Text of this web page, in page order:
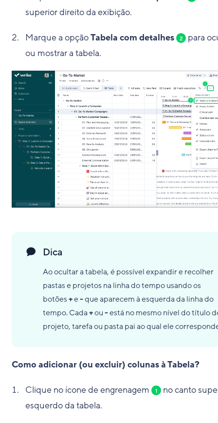
superior direito da exibição.
Marque a opçãoTabela com detalhes 2
para
ou mostrar a tabela.
Dica
Ao ocultar a tabela, é possível expandir e recolher
pastas e projetos na linha do tempo usando os
botões+e-que aparecem à esquerda da linha do
tempo. Cada+ou-está no mesmo nível do título
projeto, tarefa ou pasta pai ao qual ele
Como adicionar (ou excluir) colunas à Tabela?
Clique no ícone de engrenagem 1
no canto
esquerdo da tabela.